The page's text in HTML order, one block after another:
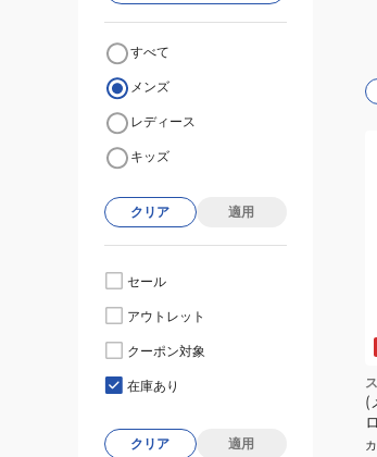
(
すべて
メンズ
レディース
キッズ
クリア 適用
セール
アウトレット
クーポン対象
在庫あり
クリア 適用